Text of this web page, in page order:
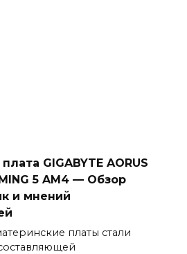
GIGABYTE AORUS
5 AM4 — Обзор
и мнений
платы стали